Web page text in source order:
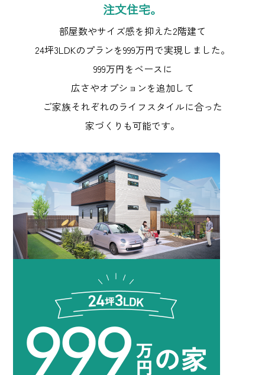
注文住宅。
部屋数やサイズ感を抑えた2階建て
24坪3LDKのプランを999万円で実現しました。
999万円をベースに
広さやオプションを追加して
ご家族それぞれのライフスタイルに合った
家づくりも可能です。